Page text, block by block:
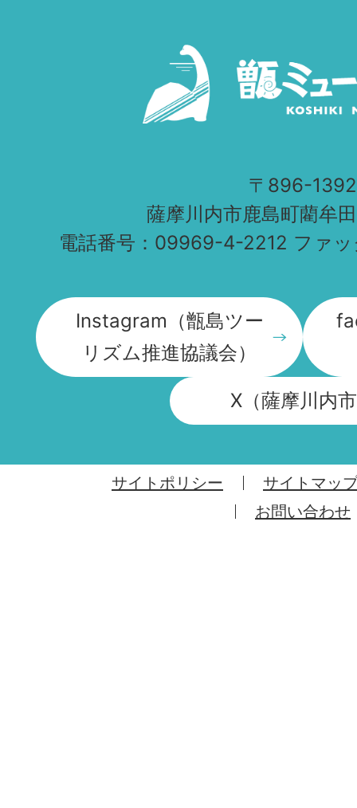
〒896-1392
薩摩川内市鹿島町藺牟
電話番号：09969-4-2212 ファ
Instagram（甑島ツー
リズム推進協議会）
X（薩摩川内
サイトポリシー
サイトマッ
お問い合わせ